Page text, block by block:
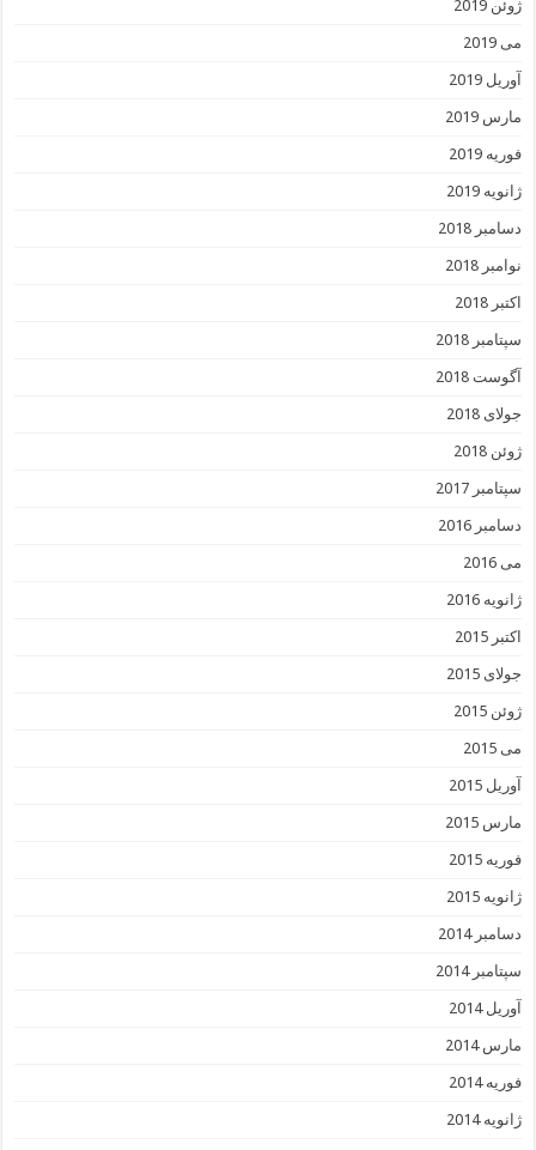
ژوئن 2019
می 2019
آوریل 2019
مارس 2019
فوریه 2019
ژانویه 2019
دسامبر 2018
نوامبر 2018
اکتبر 2018
سپتامبر 2018
آگوست 2018
جولای 2018
ژوئن 2018
سپتامبر 2017
دسامبر 2016
می 2016
ژانویه 2016
اکتبر 2015
جولای 2015
ژوئن 2015
می 2015
آوریل 2015
مارس 2015
فوریه 2015
ژانویه 2015
دسامبر 2014
سپتامبر 2014
آوریل 2014
مارس 2014
فوریه 2014
ژانویه 2014